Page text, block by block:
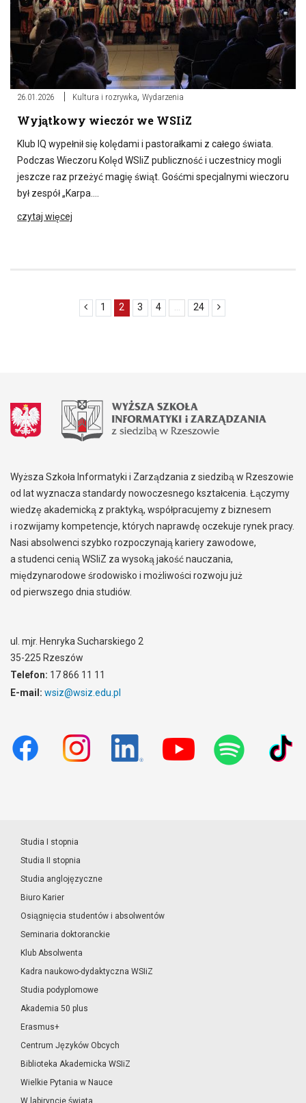
26.01.2026 Kultura i rozrywka, Wydarzenia
Wyjątkowy wieczór we WSIiZ
Klub IQ wypełnił się kolędami i pastorałkami z całego świata.
Podczas Wieczoru Kolęd WSIiZ publiczność i uczestnicy mogli
jeszcze raz przeżyć magię świąt. Gośćmi specjalnymi wieczoru
był zespół „Karpa….
czytaj więcej
1 2 3 4 ... 24
Wyższa Szkoła Informatyki i Zarządzania z siedzibą w Rzeszowie
od lat wyznacza standardy nowoczesnego kształcenia. Łączymy
wiedzę akademicką z praktyką, współpracujemy z biznesem
i rozwijamy kompetencje, których naprawdę oczekuje rynek pracy.
Nasi absolwenci szybko rozpoczynają kariery zawodowe,
a studenci cenią WSIiZ za wysoką jakość nauczania,
międzynarodowe środowisko i możliwości rozwoju już
od pierwszego dnia studiów.
ul. mjr. Henryka Sucharskiego 2
35-225 Rzeszów
Telefon: 17 866 11 11
E-mail: wsiz@wsiz.edu.pl
Studia I stopnia
Studia II stopnia
Studia anglojęzyczne
Biuro Karier
Osiągnięcia studentów i absolwentów
Seminaria doktoranckie
Klub Absolwenta
Kadra naukowo-dydaktyczna WSIiZ
Studia podyplomowe
Akademia 50 plus
Erasmus+
Centrum Języków Obcych
Biblioteka Akademicka WSIiZ
Wielkie Pytania w Nauce
W labiryncie świata